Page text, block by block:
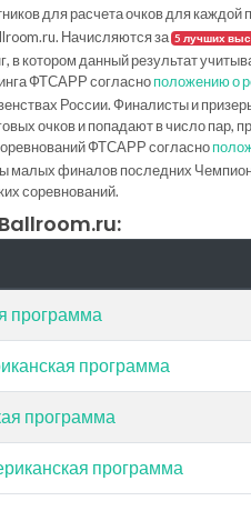
для расчета очков для каждой
Начисляются за 5 лучших
в котором данный результат
ФТСАРР согласноположению о
России. Финалисты и
очков и попадают в число пар,
ФТСАРР согласно
малых финалов последних
соревнований.
Ballroom.ru:
программа
программа
программа
программа